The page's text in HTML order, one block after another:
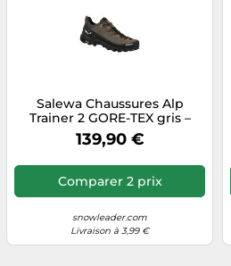
Salewa Chaussures Alp
Trainer 2 GORE-TEX gris –
Taille 44
139,90 €
Comparer 2 prix
snowleader.com
Livraison à 3,99 €